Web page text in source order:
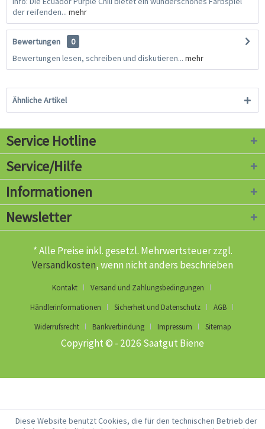
der reifenden... mehr
Bewertungen
0
Bewertungen lesen, schreiben und diskutieren... mehr
Ähnliche Artikel
Service Hotline
Service/Hilfe
Informationen
Newsletter
* Alle Preise inkl. gesetzl. Mehrwertsteuer zzgl.
Versandkosten, wenn nicht anders beschrieben
Kontakt
Versand und Zahlungsbedingungen
Händlerinformationen
Sicherheit und Datenschutz
AGB
Widerrufsrecht
Bankverbindung Impressum Sitemap
Copyright © - 2026 Saatgut Biene
Diese Website benutzt Cookies, die für den technischen Betrieb der